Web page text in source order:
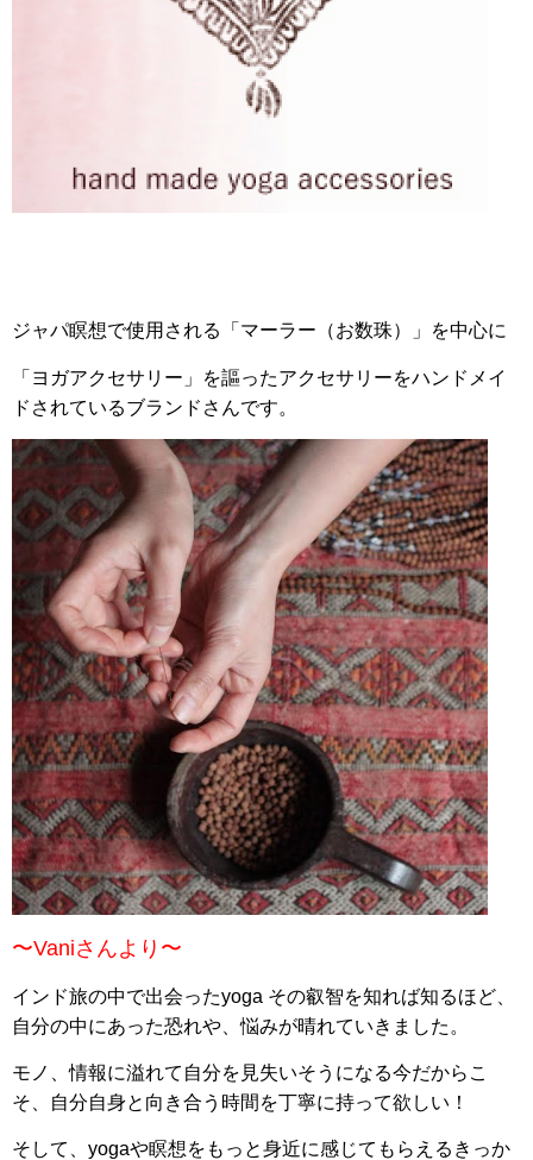
ジャパ瞑想で使用される「マーラー（お数珠）」を中心に
「ヨガアクセサリー」を謳ったアクセサリーをハンドメイ
ドされているブランドさんです。
〜Vaniさんより〜
インド旅の中で出会ったyoga その叡智を知れば知るほど、
自分の中にあった恐れや、悩みが晴れていきました。
モノ、情報に溢れて自分を見失いそうになる今だからこ
そ、自分自身と向き合う時間を丁寧に持って欲しい！
そして、yogaや瞑想をもっと身近に感じてもらえるきっか